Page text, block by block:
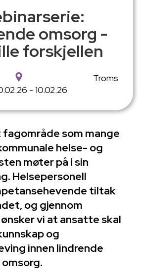
omsorg -
forskjellen
Troms
- 10.02.26
fagområde som mange
helse- og
møter på i sin
Helsepersonell
tiltak
og gjennom
vi at ansatte skal
og
innen lindrende